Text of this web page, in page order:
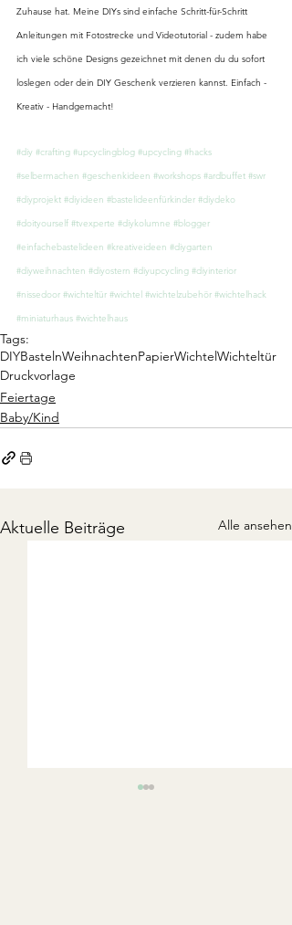
Zuhause hat. Meine DIYs sind einfache Schritt-für-Schritt
Anleitungen mit Fotostrecke und Videotutorial - zudem habe
ich viele schöne Designs gezeichnet mit denen du du sofort
loslegen oder dein DIY Geschenk verzieren kannst. Einfach -
Kreativ - Handgemacht!
#diy #crafting #upcyclingblog #upcycling #hacks
#selbermachen #geschenkideen #workshops #ardbuffet #swr
#diyprojekt #diyideen #bastelideenfürkinder #diydeko
#doityourself #tvexperte #diykolumne #blogger
#einfachebastelideen #kreativeideen #diygarten
#diyweihnachten #diyostern #diyupcycling #diyinterior
#nissedoor #wichteltür #wichtel #wichtelzubehör #wichtelhack
#miniaturhaus #wichtelhaus
Tags:
DIYBastelnWeihnachtenPapierWichtelWichteltür
Druckvorlage
Feiertage
Baby/Kind
Aktuelle Beiträge Alle ansehen